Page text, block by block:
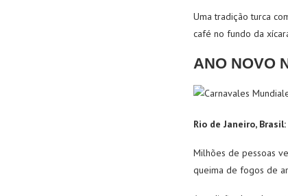
Uma tradição turca
café no fundo da
ANO NOVO
Rio de Janeiro,
Milhões de pessoas
queima de fogos de